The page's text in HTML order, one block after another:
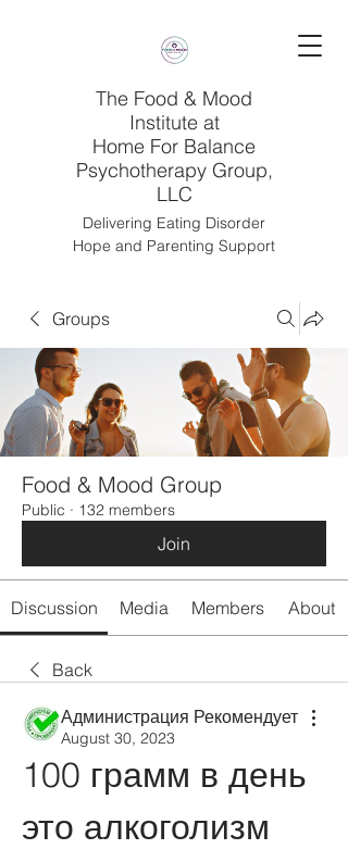
The Food & Mood
Institute at
Home For Balance
Psychotherapy Group,
LLC
Delivering Eating Disorder
Hope and Parenting Support
Groups
Food & Mood Group
Public · 132 members
Join
Discussion Media Members About
Back
Администрация Рекомендует
August 30, 2023
100 грамм в день
это алкоголизм